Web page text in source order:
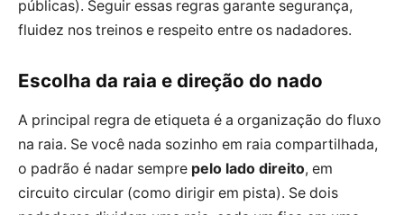
públicas). Seguir essas regras garante segurança,
fluidez nos treinos e respeito entre os nadadores.
Escolha da raia e direção do nado
A principal regra de etiqueta é a organização do fluxo
na raia. Se você nada sozinho em raia compartilhada,
o padrão é nadar sempre pelo lado direito, em
circuito circular (como dirigir em pista). Se dois